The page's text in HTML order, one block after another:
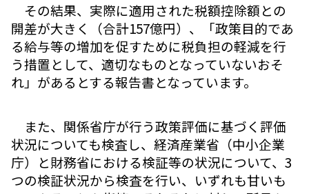
その結果、実際に適用された税額控除額との
開差が大きく（合計157億円）、「政策目的であ
る給与等の増加を促すために税負担の軽減を行
う措置として、適切なものとなっていないおそ
れ」があるとする報告書となっています。
また、関係省庁が行う政策評価に基づく評価
状況についても検査し、経済産業省（中小企業
庁）と財務省における検証等の状況について、3
つの検証状況から検査を行い、いずれも甘いも